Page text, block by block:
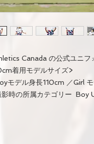
Canada の公式ユニフ
着用モデルサイズ>
モデル身長110cm ／Girl
影時の所属カテゴリー Boy